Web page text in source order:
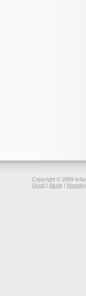
Copyright © 2009
Úvod | Akcie | Novinky